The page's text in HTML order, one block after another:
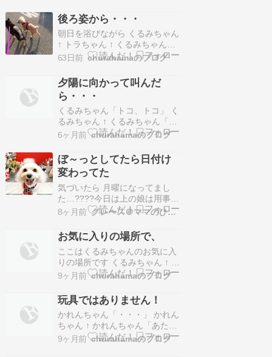
歩では・・・ churahamaと全く
視線を合わせてくれません くる
みちゃん「、」 くるみちゃん
「、」 くるみちゃん「、」 く
るみちゃん「・・・」 くるみち
後ろ姿から・・・
朝日を浴びながら くるみちゃん
↑ トラちゃん ↑ くるみちゃんと
トラちゃんは 仲良くお散歩して
ん「トコ、トコ」 トラちゃん
「ねぇ、くるみちゃん」 トラち
ゃん「一緒にお散歩すると楽し
いね」 くるみちゃん＆トラちゃ
ん「トコ、トコ」 二人()の顔は
見え…
63日前 churahamaのブログ
夕陽に向かって叫んだ
ら・・・
くるみちゃん「トコ、トコ」 く
るみちゃん ↑ くるみちゃん「ク
ン、クン」 くるみちゃん「フ
気が良いから」 くるみちゃん
「少しずつ雪が融けて・・・」
くるみちゃん「暖かい季節にな
るのね」 くるみちゃん
「・・・」 くるみちゃん「ウォ
～ン」 くるみちゃん…
6ヶ月前 churahamaのブログ
ぼ～っとしてたら日付け
変わってた
気づいたら 月曜になってまし
た…????今日は上の娘は用事で
留守なのでひとまず1人仕事で
うとか…会うのは夜になるとか
で それまでは手伝ってくれるか
なぁ～昨日は やっと数の子の味
付けが終わりました美味しく出
来たかなぁ～前日に雑煮を作ら
8ヶ月前 グレース＠ママのひとりごと
お気に入りの場所で、
ここはくるみちゃんのお気に入
りの場所です くるみちゃん ↑ 前
足を縁石の上に乗せて 身を乗り
ゃん「何これ？」 くるみちゃん
「花が咲くの？」 くるみちゃん
「あらっ」 くるみちゃん「あれ
は何かしら？」 くるみちゃん
「ちょっと」 くるみちゃん「こ
9ヶ月前 churahamaのブログ
玩具ではありません！
かれんちゃん「・・・」 かれん
ちゃん ↑ かれんちゃん「あたし
良い子ですよ」 ケージの中のか
9ヶ月前 churahamaのブログ